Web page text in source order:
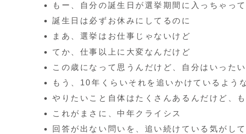
もー、自分の誕生日が選挙期間に入っちゃっ
誕生日は必ずお休みにしてるのに
まあ、選挙はお仕事じゃないけど
てか、仕事以上に大変なんだけど
この歳になって思うんだけど、自分はいった
もう、10年くらいそれを追いかけているよう
やりたいこと自体はたくさんあるんだけど、
これがまさに、中年クライシス
回答が出ない問いを、追い続けている気がし